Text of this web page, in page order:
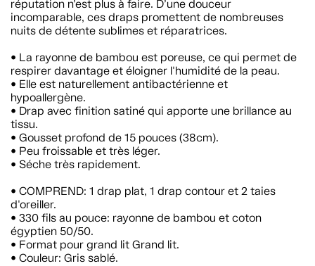
réputation n’est plus à faire. D’une douceur
incomparable, ces draps promettent de nombreuses
nuits de détente sublimes et réparatrices.
• La rayonne de bambou est poreuse, ce qui permet de
respirer davantage et éloigner l'humidité de la peau.
• Elle est naturellement antibactérienne et
hypoallergène.
• Drap avec finition satiné qui apporte une brillance au
tissu.
• Gousset profond de 15 pouces (38cm).
• Peu froissable et très léger.
• Séche très rapidement.
• COMPREND: 1 drap plat, 1 drap contour et 2 taies
d'oreiller.
• 330 fils au pouce: rayonne de bambou et coton
égyptien 50/50.
• Format pour grand lit Grand lit.
• Couleur: Gris sablé.